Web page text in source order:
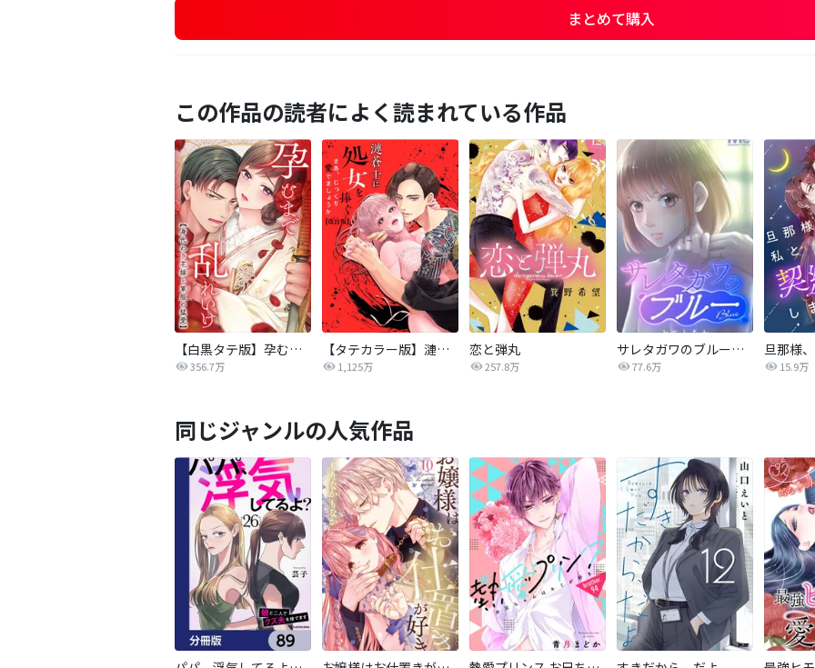
まとめて購入
この作品の読者によく読まれている作品
【白黒タテ版】孕むまで乱れいけ～身代わり花嫁と軍服の猛愛
356.7万
【タテカラー版】漣蒼士に処女を捧ぐ～さあ、じっくり愛でましょうか
1,125万
恋と弾丸
257.8万
サレタガワのブルー【タテヨミ】
77.6万 15.9万
同じジャンルの人気作品